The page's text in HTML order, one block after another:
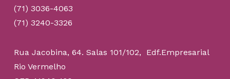
(71) 3036-4063
(71) 3240-3326
Rua Jacobina, 64. Salas 101/102, Edf.Empresarial
Rio Vermelho